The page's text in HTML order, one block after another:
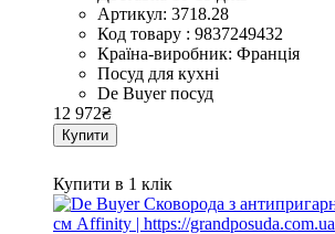
Артикул: 3718.28
Код товару : 9837249432
Країна-виробник: Франція
Посуд для кухні
De Buyer посуд
12 972₴
Купити
Купити в 1 клік